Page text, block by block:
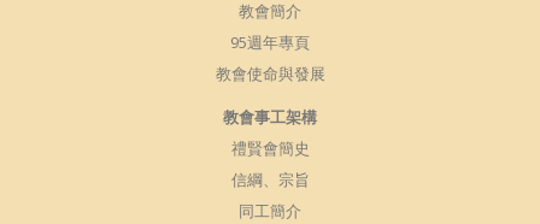
教會簡介
95週年專頁
教會使命與發展
教會事工架構
禮賢會簡史
信綱、宗旨
同工簡介